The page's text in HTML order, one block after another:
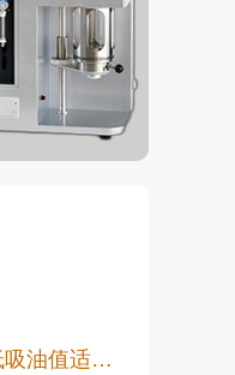
供应超细白色透明粉 低吸油值适用于塑料橡胶油漆透明粉末